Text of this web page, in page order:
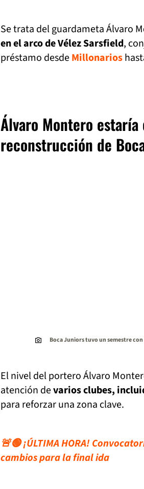
Se trata del guardameta Álvaro
en el arco de Vélez Sarsfield,
préstamo desdeMillonarios
Álvaro Montero
reconstrucción de
Boca Juniors tuvo un semestre con
El nivel del portero Álvaro
atención devarios clubes,
para reforzar una zona clave.
🚨🟢 ¡ÚLTIMA HORA!
cambios para la final ida